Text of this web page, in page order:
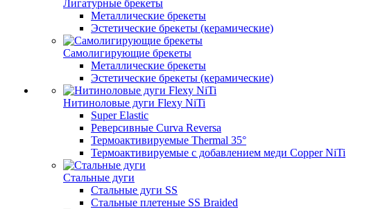
Лигатурные брекеты
Металлические брекеты
Эстетические брекеты (керамические)
Самолигирующие брекеты
Металлические брекеты
Эстетические брекеты (керамические)
Нитиноловые дуги Flexy NiTi
Super Elastic
Реверсивные Curva Reversa
Термоактивируемые Thermal 35°
Термоактивируемые с добавлением меди Copper NiTi
Стальные дуги
Стальные дуги SS
Стальные плетеные SS Braided